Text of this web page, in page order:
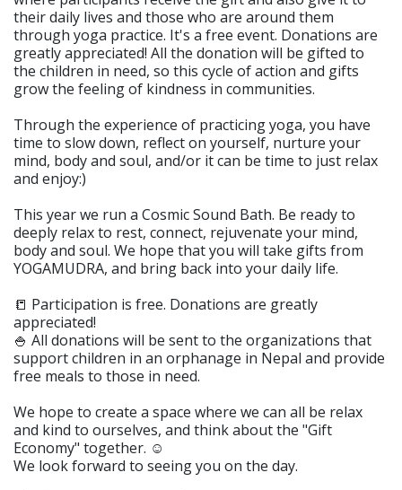
their daily lives and those who are around them
through yoga practice. It's a free event. Donations are
greatly appreciated! All the donation will be gifted to
the children in need, so this cycle of action and gifts
grow the feeling of kindness in communities.
Through the experience of practicing yoga, you have
time to slow down, reflect on yourself, nurture your
mind, body and soul, and/or it can be time to just relax
and enjoy:)
This year we run a Cosmic Sound Bath. Be ready to
deeply relax to rest, connect, rejuvenate your mind,
body and soul. We hope that you will take gifts from
YOGAMUDRA, and bring back into your daily life.
📒 Participation is free. Donations are greatly
appreciated!
🍚 All donations will be sent to the organizations that
support children in an orphanage in Nepal and provide
free meals to those in need.
We hope to create a space where we can all be relax
and kind to ourselves, and think about the "Gift
Economy" together. ☺
We look forward to seeing you on the day.